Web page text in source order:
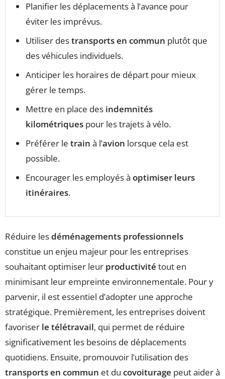
Planifier les déplacements à l’avance pour
éviter les imprévus.
Utiliser destransports en commun plutôt que
des véhicules individuels.
Anticiper les horaires de départ pour mieux
gérer le temps.
Mettre en place des indemnités
kilométriques pour les trajets à vélo.
Préférer le train à l’avion lorsque cela est
possible.
Encourager les employés à optimiser leurs
itinéraires.
Réduire lesdéménagements professionnels
constitue un enjeu majeur pour les entreprises
souhaitant optimiser leur productivité tout en
minimisant leur empreinte environnementale. Pour y
parvenir, il est essentiel d’adopter une approche
stratégique. Premièrement, les entreprises doivent
favoriser le télétravail, qui permet de réduire
significativement les besoins de déplacements
quotidiens. Ensuite, promouvoir l’utilisation des
transports en commun et du covoiturage peut aider à